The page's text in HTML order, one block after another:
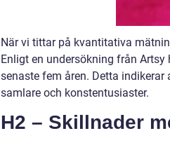
När vi tittar på kvantitativa
Enligt en undersökning från
senaste fem åren. Detta
samlare och konstentusiaster.
H2 – Skillnader